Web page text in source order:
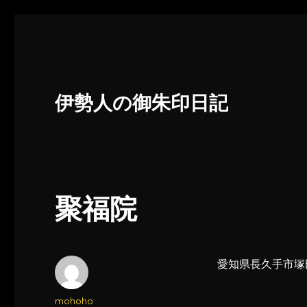
伊勢人の御朱印日記
聚福院
愛知県長久手市塚
投
mohoho